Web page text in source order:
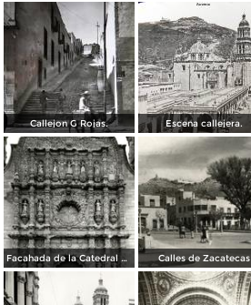
Callejon G Rojas. Escena callejera.
Facahada de la Catedral de Zacatecas Calles de Zacatecas